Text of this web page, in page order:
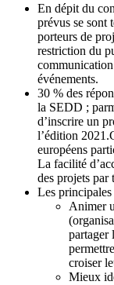
En dépit du
prévus se sont
porteurs de
restriction du
événements.
30 % des
la SEDD ;
d’inscrire un
l’édition
européens
La facilité
des projets par
Les principales
Animer
partager
croiser
Mieux